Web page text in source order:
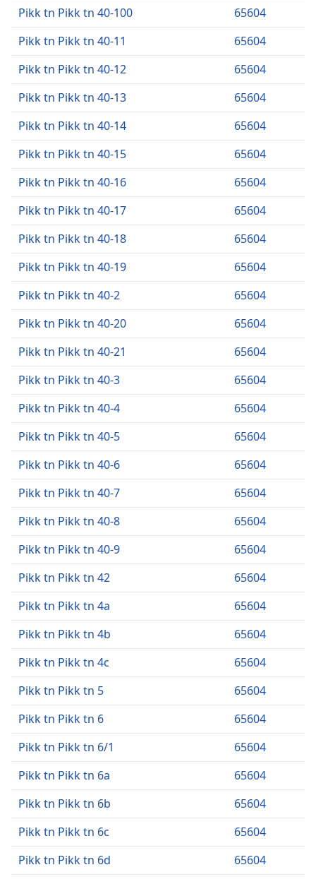
Pikk tn Pikk tn 40-100
65604
Pikk tn Pikk tn 40-11
65604
Pikk tn Pikk tn 40-12
65604
Pikk tn Pikk tn 40-13
65604
Pikk tn Pikk tn 40-14
65604
Pikk tn Pikk tn 40-15
65604
Pikk tn Pikk tn 40-16
65604
Pikk tn Pikk tn 40-17
65604
Pikk tn Pikk tn 40-18
65604
Pikk tn Pikk tn 40-19
65604
Pikk tn Pikk tn 40-2
65604
Pikk tn Pikk tn 40-20
65604
Pikk tn Pikk tn 40-21
65604
Pikk tn Pikk tn 40-3
65604
Pikk tn Pikk tn 40-4
65604
Pikk tn Pikk tn 40-5
65604
Pikk tn Pikk tn 40-6
65604
Pikk tn Pikk tn 40-7
65604
Pikk tn Pikk tn 40-8
65604
Pikk tn Pikk tn 40-9
65604
Pikk tn Pikk tn 42
65604
Pikk tn Pikk tn 4a
65604
Pikk tn Pikk tn 4b
65604
Pikk tn Pikk tn 4c
65604
Pikk tn Pikk tn 5
65604
Pikk tn Pikk tn 6
65604
Pikk tn Pikk tn 6/1
65604
Pikk tn Pikk tn 6a
65604
Pikk tn Pikk tn 6b
65604
Pikk tn Pikk tn 6c
65604
Pikk tn Pikk tn 6d
65604